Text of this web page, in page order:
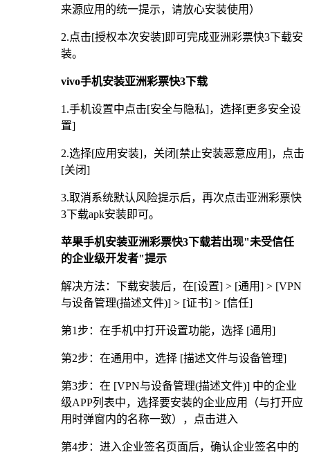
来源应用的统一提示，请放心安装使用）
2.点击[授权本次安装]即可完成亚洲彩票快3下载安
装。
vivo手机安装亚洲彩票快3下载
1.手机设置中点击[安全与隐私]，选择[更多安全设
置]
2.选择[应用安装]，关闭[禁止安装恶意应用]，点击
[关闭]
3.取消系统默认风险提示后，再次点击亚洲彩票快
3下载apk安装即可。
苹果手机安装亚洲彩票快3下载若出现"未受信任
的企业级开发者"提示
解决方法：下载安装后，在[设置] > [通用] > [VPN
与设备管理(描述文件)] > [证书] > [信任]
第1步：在手机中打开设置功能，选择 [通用]
第2步：在通用中，选择 [描述文件与设备管理]
第3步：在 [VPN与设备管理(描述文件)] 中的企业
级APP列表中，选择要安装的企业应用（与打开应
用时弹窗内的名称一致），点击进入
第4步：进入企业签名页面后，确认企业签名中的